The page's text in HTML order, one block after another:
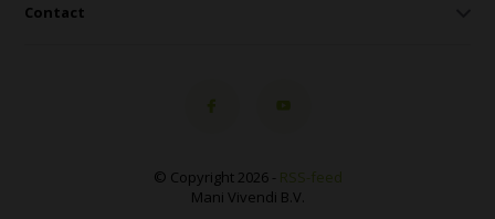
Contact
© Copyright 2026 - RSS-feed
Mani Vivendi B.V.